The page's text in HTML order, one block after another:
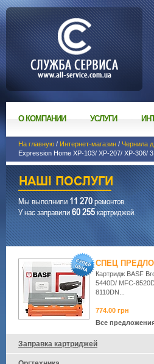
О КОМПАНИИ УСЛУГИ
На главную / Интернет-магазин / Чернила
Expression Home XP-103/ XP-207/ XP-306/
Мы выполнили11 270ремонтов.
У нас заправили60 255картриджей.
СПЕЦ
Картридж BASF
5440D/ MFC-
8110DN...
774.00 грн
Все
Заправка картриджей